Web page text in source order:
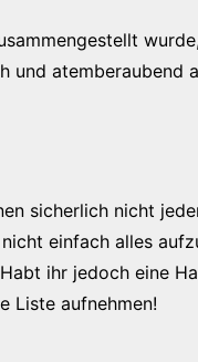
und
sicherlich nicht
einfach alles
ihr jedoch eine
Liste aufnehmen!